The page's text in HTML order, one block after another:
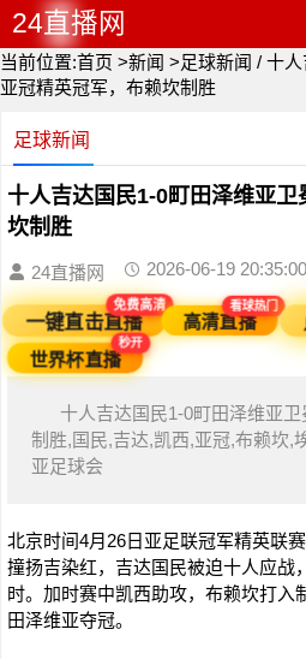
24直播网
当前位置:首页 >新闻 >足球新闻 / 十人
亚冠精英冠军，布赖坎制胜
足球新闻
十人吉达国民1-0町田泽维亚
坎制胜
24直播网 2026-06-19 20:35:00
一键直击直播
免费高清
高清直播
看球热门
世界杯直播
秒开
十人吉达国民1-0町田泽维亚
制胜,国民,吉达,凯西,亚冠,布赖坎,
亚足球会
北京时间4月26日亚足联冠军精英联
撞扬吉染红，吉达国民被迫十人应战
时。加时赛中凯西助攻，布赖坎打入
田泽维亚夺冠。